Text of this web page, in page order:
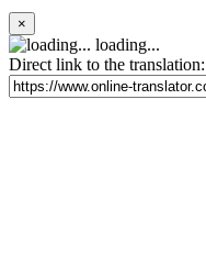
×
loading...
Direct link to the translation: